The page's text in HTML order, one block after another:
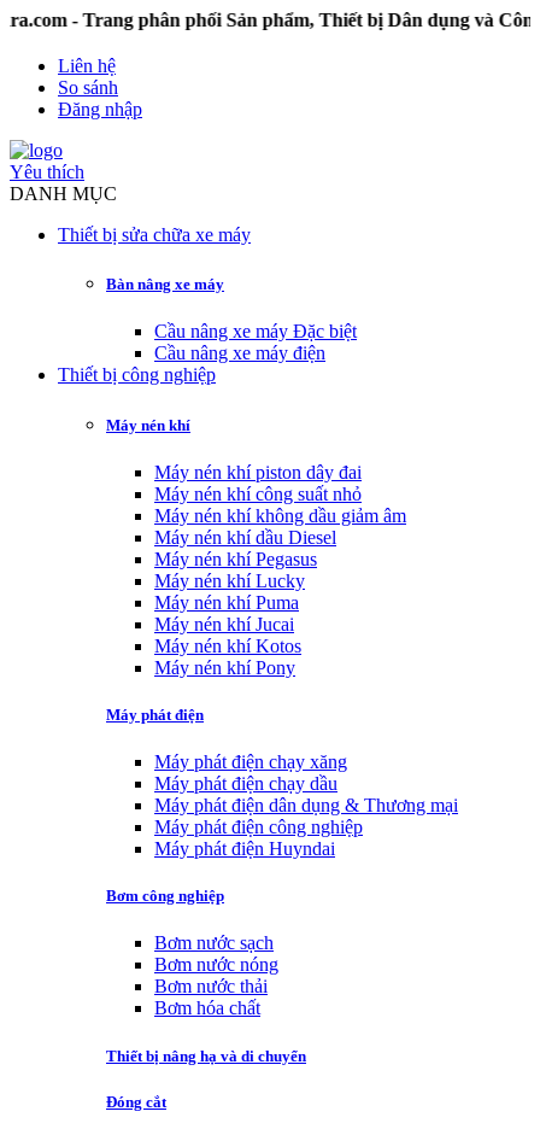
phân phối Sản phẩm, Thiết bị Dân dụng và Công
Liên hệ
So sánh
Đăng nhập
Yêu thích
DANH MỤC
Thiết bị sửa chữa xe máy
Bàn nâng xe máy
Cầu nâng xe máy Đặc biệt
Cầu nâng xe máy điện
Thiết bị công nghiệp
Máy nén khí
Máy nén khí piston dây đai
Máy nén khí công suất nhỏ
Máy nén khí không dầu giảm âm
Máy nén khí dầu Diesel
Máy nén khí Pegasus
Máy nén khí Lucky
Máy nén khí Puma
Máy nén khí Jucai
Máy nén khí Kotos
Máy nén khí Pony
Máy phát điện
Máy phát điện chạy xăng
Máy phát điện chạy dầu
Máy phát điện dân dụng & Thương mại
Máy phát điện công nghiệp
Máy phát điện Huyndai
Bơm công nghiệp
Bơm nước sạch
Bơm nước nóng
Bơm nước thải
Bơm hóa chất
Thiết bị nâng hạ và di chuyển
Đóng cắt